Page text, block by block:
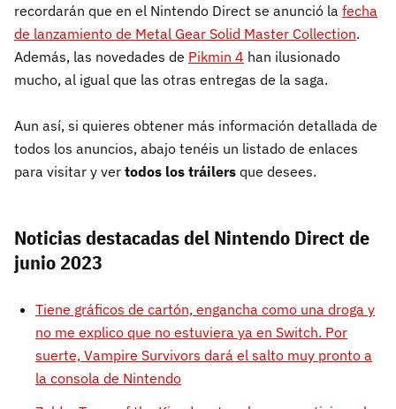
recordarán que en el Nintendo Direct se anunció la fecha
de lanzamiento de Metal Gear Solid Master Collection.
Además, las novedades de Pikmin 4 han ilusionado
mucho, al igual que las otras entregas de la saga.
Aun así, si quieres obtener más información detallada de
todos los anuncios, abajo tenéis un listado de enlaces
para visitar y ver todos los tráilers que desees.
Noticias destacadas del Nintendo Direct de
junio 2023
Tiene gráficos de cartón, engancha como una droga y
no me explico que no estuviera ya en Switch. Por
suerte, Vampire Survivors dará el salto muy pronto a
la consola de Nintendo